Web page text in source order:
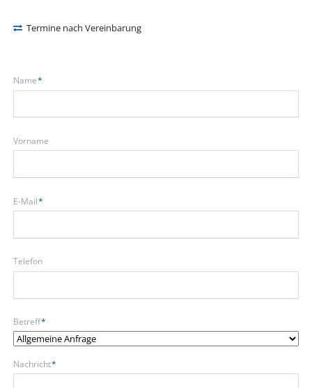
Termine nach Vereinbarung
Pflichtfeld
Name*
Vorname
Pflichtfeld
E-Mail*
Telefon
Pflichtfeld
Betreff*
Pflichtfeld
Nachricht*